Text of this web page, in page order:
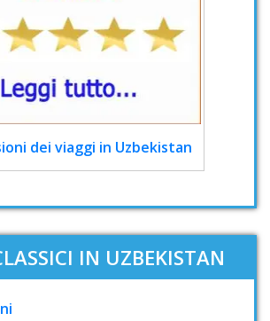
dei viaggi in Uzbekistan
IN UZBEKISTAN